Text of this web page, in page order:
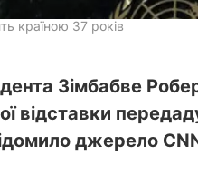
країною 37 років
Зімбабве
відставки
джерело